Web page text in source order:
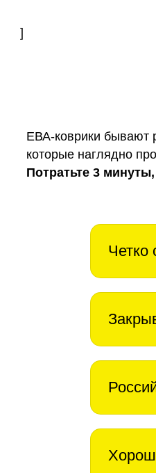
]
ЕВА-коврики бывают
которые наглядно
Потратьте 3
Четко